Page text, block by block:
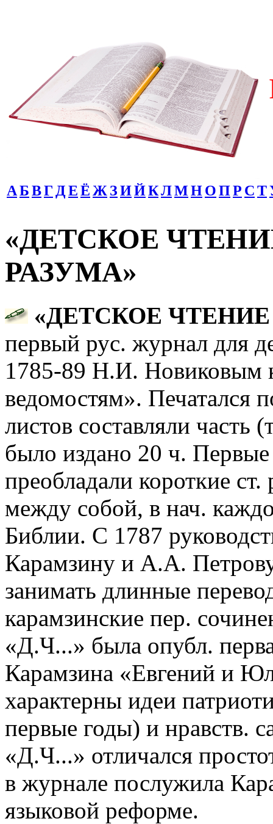
АБВГ ДЕЁ Ж ЗИЙКЛМНОПР СТ
«ДЕТСКОЕ
РАЗУМА»
«ДЕТСКОЕ
первый рус. журнал для
1785-89 Н.И. Новиковым
ведомостям». Печатался
листов составляли часть
было издано 20 ч.
преобладали короткие
между собой, в нач.
Библии. С 1787
Карамзину и А.А.
занимать длинные
карамзинские пер.
«Д.Ч...» была опубл.
Карамзина «Евгений и
характерны идеи
первые годы) и нравств.
«Д.Ч...» отличался
в журнале послужила
языковой реформе.